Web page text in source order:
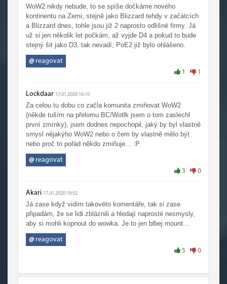
WoW2 nikdy nebude, to se spíše dočkáme nového
kontinentu na Zemi, stejně jako Blizzard tehdy v začátcích
a Blizzard dnes, tohle jsou již 2 naprosto odlišné firmy. Já
už si jen několik let počkám, až vyjde D4 a pokud to bude
stejný šit jako D3, tak nevadí, PoE2 již bylo ohlášeno.
@reagovat
1 1
Lockdaar 17.01.2020 16:10
Za celou tu dobu co začla komunita zmiňovat WoW2
(někde tuším na přelomu BC/Wotlk jsem o tom zaslechl
první zmínky), jsem dodnes nepochopil, jaký by byl vlastně
smysl nějakýho WoW2 nebo o čem by vlastně mělo být
nebo proč to pořád někdo zmiňuje... :P
@reagovat
3 0
Akari 17.01.2020 19:52
Já zase když vidím takovéto komentáře, tak si zase
připadám, že se lidi zbláznili a hledají naprosté nesmysly,
aby si mohli kopnout do wowka. Je to jen blbej mount...
@reagovat
5 0